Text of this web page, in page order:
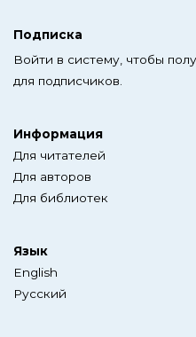
Подписка
Войти в систему, чтобы
для подписчиков.
Информация
Для читателей
Для авторов
Для библиотек
Язык
English
Русский